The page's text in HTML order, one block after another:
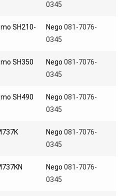
0345
SH210-
Nego081-7076-
0345
SH350 Nego081-7076-
0345
SH490 Nego081-7076-
0345
Nego081-7076-
0345
Nego081-7076-
0345